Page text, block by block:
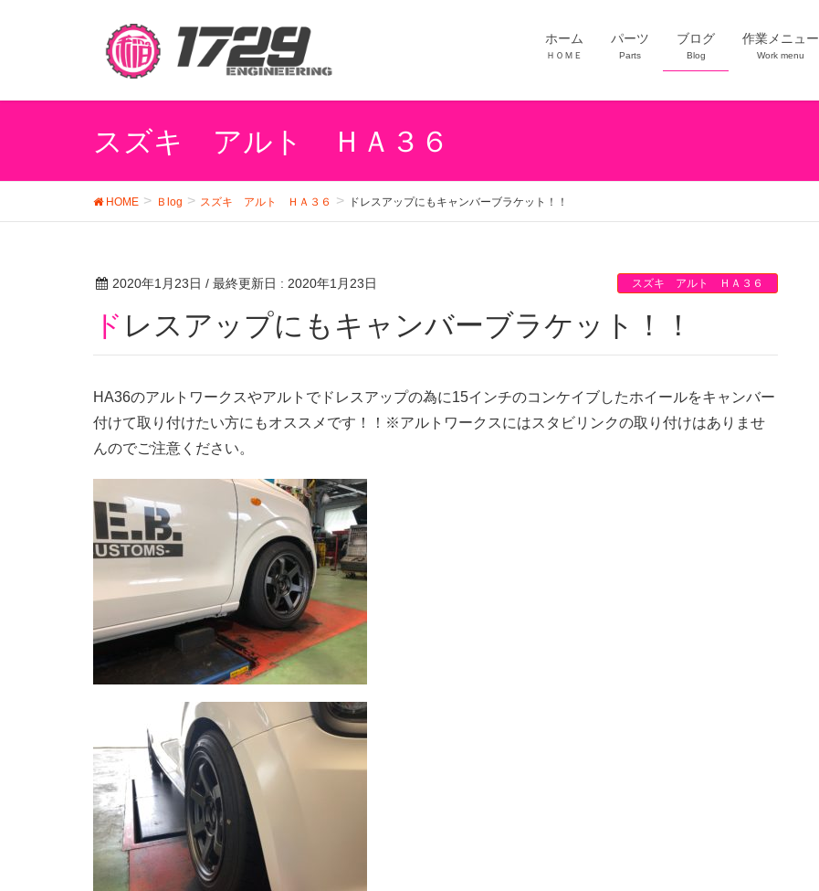
ホーム
ＨＯＭＥ
パーツ
Parts
ブログ
Blog
作業メニュー
Work menu
スズキ アルト ＨＡ３６
HOME Ｂlog スズキ アルト ＨＡ３６ ドレスアップにもキャンバーブラケット！！
2020年1月23日 / 最終更新日 : 2020年1月23日 スズキ アルト ＨＡ３６
ドレスアップにもキャンバーブラケット！！
HA36のアルトワークスやアルトでドレスアップの為に15インチのコンケイブしたホイールをキャンバー
付けて取り付けたい方にもオススメです！！※アルトワークスにはスタビリンクの取り付けはありませ
んのでご注意ください。